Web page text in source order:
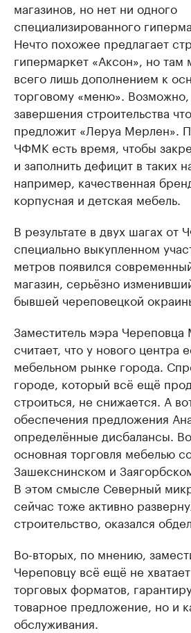
магазинов, но нет ни одного
специализированного
Нечто похожее предлагает
гипермаркет «Аксон», но там
всего лишь дополнением к
торговому «меню».
завершения строительства
предложит «Леруа Мерлен».
ЧФМК есть время, чтобы
и заполнить дефицит в таких
например, качественная
корпусная и детская мебель.
В результате в двух шагах от
специально выкупленном
метров появился
магазин, серьёзно
бывшей череповецкой
Заместитель мэра Череповца
считает, что у нового центра
мебельном рынке города.
городе, который всё ещё
строиться, не снижается. А
обеспечения предложения
определённые дисбалансы.
основная торговля мебелью
Зашекснинском и
В этом смысле Северный
сейчас тоже активно
строительство, оказался
Во-вторых, по мнению,
Череповцу всё ещё не
торговых форматов,
товарное предложение, но и
обслуживания.